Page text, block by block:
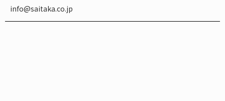
info@saitaka.co.jp